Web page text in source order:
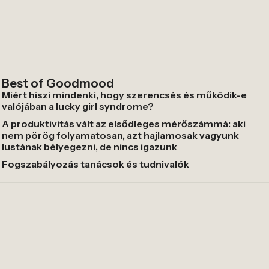
Best of Goodmood
Miért hiszi mindenki, hogy szerencsés és működik-e
valójában a lucky girl syndrome?
A produktivitás vált az elsődleges mérőszámmá: aki
nem pörög folyamatosan, azt hajlamosak vagyunk
lustának bélyegezni, de nincs igazunk
Fogszabályozás tanácsok és tudnivalók